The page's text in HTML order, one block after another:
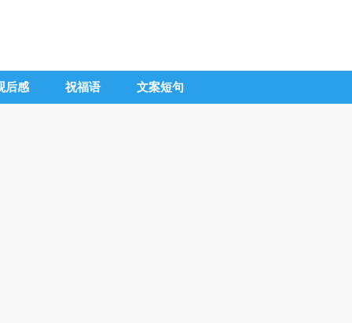
后感 祝福语 文案短句